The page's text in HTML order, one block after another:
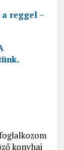
reggel –
konyhai